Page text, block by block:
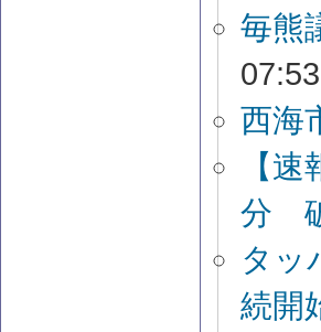
毎熊
07:53
西海
【
分
タッ
続開